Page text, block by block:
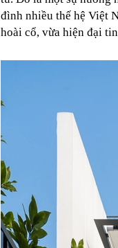
đình nhiều thế hệ Việt
hoài cổ, vừa hiện đại